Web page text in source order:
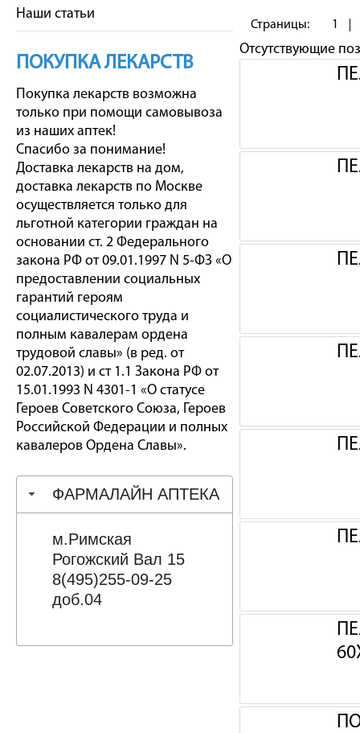
Наши статьи
ПОКУПКА ЛЕКАРСТВ
Покупка лекарств возможна
только при помощи самовывоза
из наших аптек!
Спасибо за понимание!
Доставка лекарств на дом,
доставка лекарств по Москве
осуществляется только для
льготной категории граждан на
основании ст. 2 Федерального
закона РФ от 09.01.1997 N 5-ФЗ «О
предоставлении социальных
гарантий героям
социалистического труда и
полным кавалерам ордена
трудовой славы» (в ред. от
02.07.2013) и ст 1.1 Закона РФ от
15.01.1993 N 4301-1 «О статусе
Героев Советского Союза, Героев
Российской Федерации и полных
кавалеров Ордена Славы».
ФАРМАЛАЙН АПТЕКА
м.Римская
Рогожский Вал 15
8(495)255-09-25
доб.04
Страницы: 1
Отсутствующие